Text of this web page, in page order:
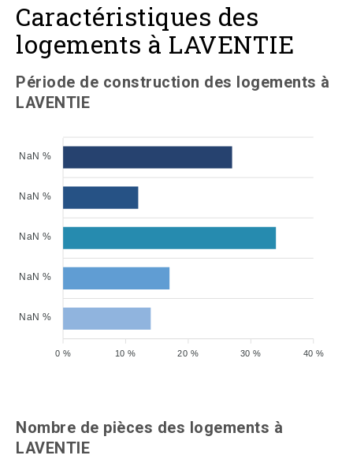
Caractéristiques des
logements à LAVENTIE
Période de construction des logements à
LAVENTIE
NaN %
NaN %
NaN %
NaN %
NaN %
40 %
30 %
20 %
10 %
0 %
Nombre de pièces des logements à
LAVENTIE